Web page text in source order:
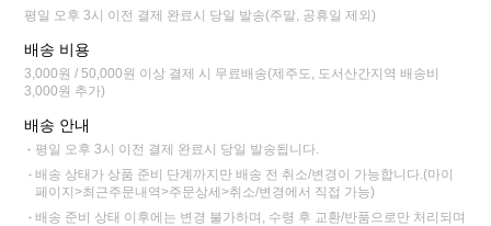
평일 오후 3시 이전 결제 완료시 당일 발송(주말, 공휴일 제외)
배송 비용
3,000원 / 50,000원 이상 결제 시 무료배송(제주도, 도서산간지역 배송비
3,000원 추가)
배송 안내
평일 오후 3시 이전 결제 완료시 당일 발송됩니다.
배송 상태가 상품 준비 단계까지만 배송 전 취소/변경이 가능합니다.(마이
페이지>최근주문내역>주문상세>취소/변경에서 직접 가능)
배송 준비 상태 이후에는 변경 불가하며, 수령 후 교환/반품으로만 처리되며